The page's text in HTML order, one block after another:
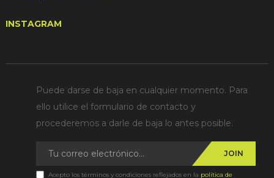
INSTAGRAM
Puede darse de baja en cualquier momento. Para
ello utilice el formulario de contacto y
procederemos a darle de baja lo antes posible.
JOIN
Acepto los términos y condiciones reflejados en la política de